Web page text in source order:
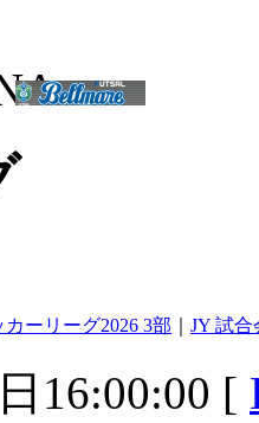
ーリーグ2026 3部 JY 試
16:00:00 [